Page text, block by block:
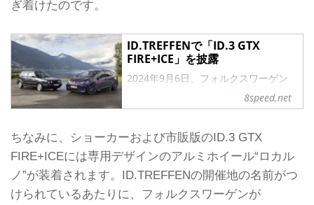
ぎ着けたのです。
ID.TREFFENで「ID.3 GTX
FIRE+ICE」を披露
2024年9月6日、フォルクスワーゲン
はスイスのロカルノで開催される
「ID.TREFFEN」（IDミーティング）
FIRE+ICE」を披露した。
ID.TREFFENはヨーロッパ各地の
「ID.」のオーナーが集うファンミーテ
ィング。フォルクスワーゲンは例年こ
こで、コンセプトカーを披露してい
8speed.net
ちなみに、ショーカーおよび市販版のID.3 GTX
FIRE+ICEには専用デザインのアルミホイール“ロカル
ノ”が装着されます。ID.TREFFENの開催地の名前がつ
けられているあたりに、フォルクスワーゲンが